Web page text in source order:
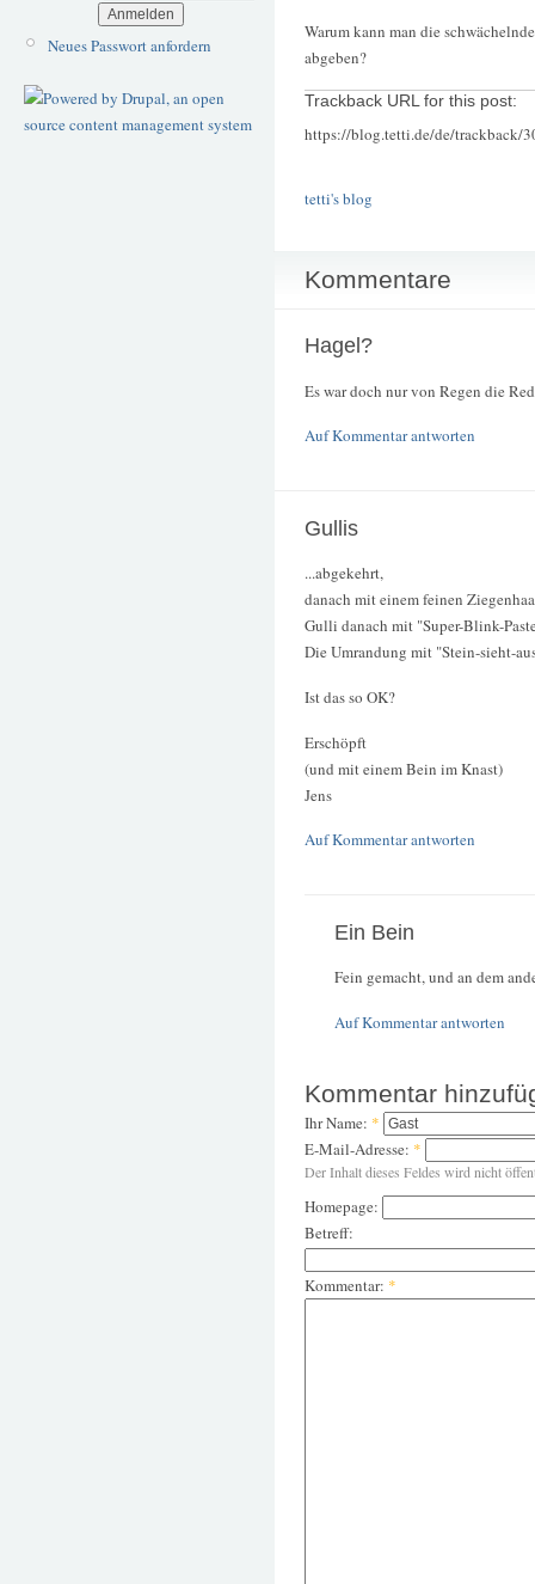
Neues Passwort anfordern
Warum kann man die
abgeben?
Trackback URL for this post:
https://blog.tetti.de/de/trackback/
tetti's blog
Kommentare
Hagel?
Es war doch nur von Regen die
Auf Kommentar antworten
Gullis
...abgekehrt,
danach mit einem feinen
Gulli danach mit "Super-Blink-
Die Umrandung mit "Stein-sieht-
Ist das so OK?
Erschöpft
(und mit einem Bein im Knast)
Jens
Auf Kommentar antworten
Ein Bein
Fein gemacht, und an dem
Auf Kommentar antworten
Kommentar
Ihr Name: *
E-Mail-Adresse: *
Der Inhalt dieses Feldes wird nicht
Homepage:
Betreff:
Kommentar: *